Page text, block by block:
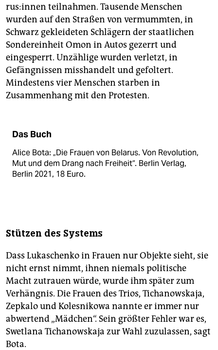
rus:­in­nen teilnahmen. Tausende Menschen
wurden auf den Straßen von vermummten, in
Schwarz gekleideten Schlägern der staatlichen
Sondereinheit Omon in Autos gezerrt und
eingesperrt. Unzählige wurden verletzt, in
Gefängnissen misshandelt und gefoltert.
Mindestens vier Menschen starben in
Zusammenhang mit den Protesten.
Das Buch
Alice Bota: „Die Frauen von Belarus. Von Revolution,
Mut und dem Drang nach Freiheit“. Berlin Verlag,
Berlin 2021, 18 Euro.
Stützen des Systems
Dass Lukaschenko in Frauen nur Objekte sieht, sie
nicht ernst nimmt, ihnen niemals politische
Macht zutrauen würde, wurde ihm später zum
Verhängnis. Die Frauen des Trios, Tichanowskaja,
Zepkalo und Kolesnikowa nannte er immer nur
abwertend „Mädchen“. Sein größter Fehler war es,
Swetlana Tichanowskaja zur Wahl zuzulassen, sagt
Bota.